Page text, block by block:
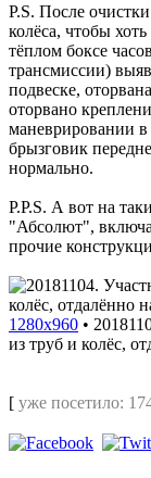
P.S. После
колёса, чтобы
тёплом боксе
трансмиссии)
подвеске,
оторвано
маневрировании в
брызговик
нормально.
P.P.S. А вот на
"Абсолют",
прочие
1280x960 •
из труб и колёс,
[ уже посетило: